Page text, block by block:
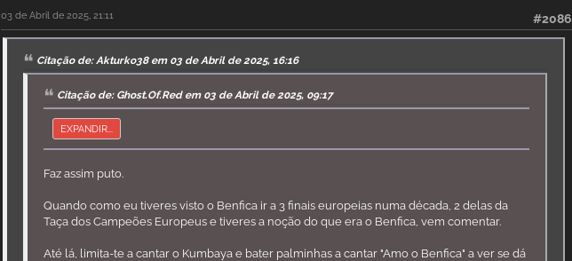
#2086
03 de Abril de 2025, 21:11
Citação de: Akturko38 em 03 de Abril de 2025, 16:16
Citação de: Ghost.Of.Red em 03 de Abril de 2025, 09:17
EXPANDIR...
Faz assim puto.
Quando como eu tiveres visto o Benfica ir a 3 finais europeias numa década, 2 delas da
Taça dos Campeões Europeus e tiveres a noção do que era o Benfica, vem comentar.
Até lá, limita-te a cantar o Kumbaya e bater palminhas a cantar "Amo o Benfica" a ver se dá